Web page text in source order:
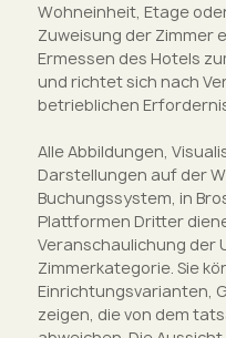
Wohneinheit, Etage
Zuweisung der Zimmer
Ermessen des Hotels
und richtet sich nach
betrieblichen
Alle Abbildungen,
Darstellungen auf der
Buchungssystem, in
Plattformen Dritter
Veranschaulichung der
Zimmerkategorie. Sie
Einrichtungsvarianten,
zeigen, die von dem